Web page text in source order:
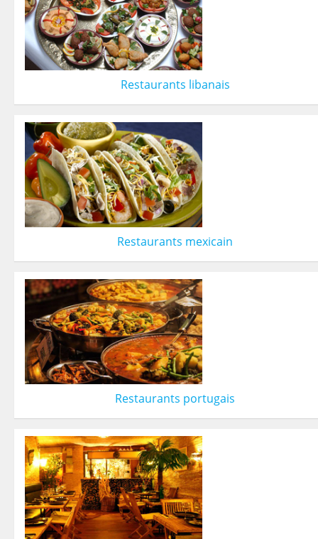
Restaurants libanais
Restaurants mexicain
Restaurants portugais